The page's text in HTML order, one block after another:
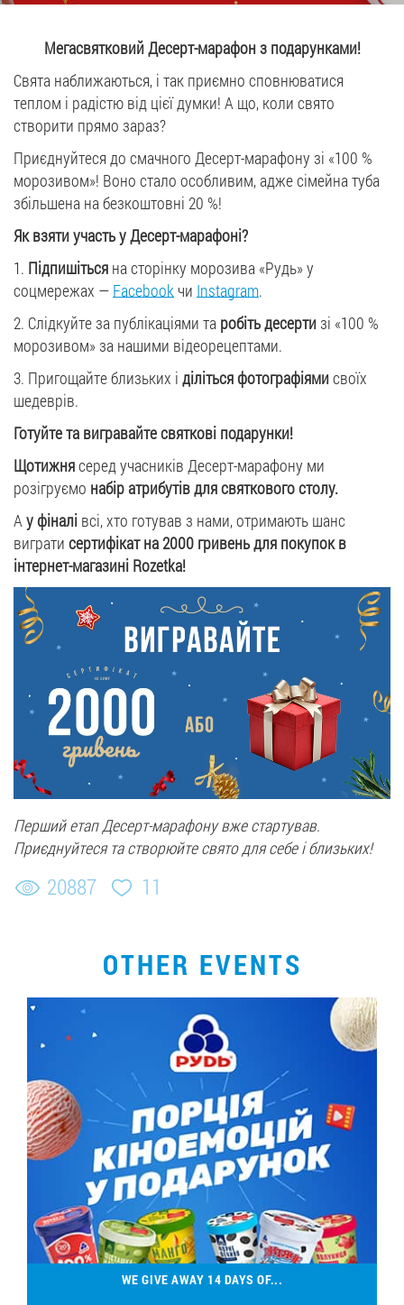
ORDER PRODUCTS "RUD":
PARTNERSHIP
0412 48 28 17
0412 42 29 23
Мегасвятковий Десерт-марафон з подарунками!
Свята наближаються, і так приємно сповнюватися
теплом і радістю від цієї думки! А що, коли свято
створити прямо зараз?
Приєднуйтеся до смачного Десерт-марафону зі «100 %
морозивом»! Воно стало особливим, адже сімейна туба
збільшена на безкоштовні 20 %!
Як взяти участь у Десерт-марафоні?
1. Підпишіться на сторінку морозива «Рудь» у
соцмережах — Facebookчи Instagram.
2. Слідкуйте за публікаціями та робіть десерти зі «100 %
морозивом» за нашими відеорецептами.
3. Пригощайте близьких і діліться фотографіямисвоїх
шедеврів.
Готуйте та вигравайте святкові подарунки!
Щотижнясеред учасників Десерт-марафону ми
розігруємо набір атрибутів для святкового столу.
Ау фіналі всі, хто готував з нами, отримають шанс
виграти сертифікат на 2000 гривень для покупок в
інтернет-магазині Rozetka!
Перший етап Десерт-марафону вже стартував.
Приєднуйтеся та створюйте свято для себе і близьких!
20887 11
OTHER EVENTS
WE GIVE AWAY 14 DAYS OF...